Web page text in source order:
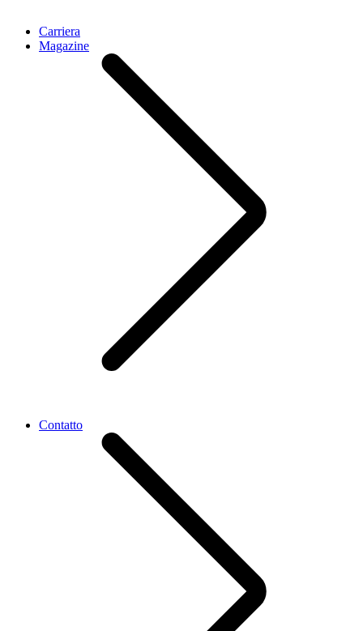
Carriera
Magazine
Contatto